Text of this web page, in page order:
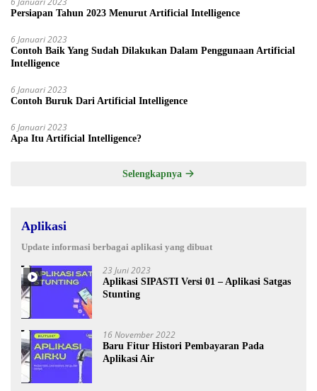
Persiapan Tahun 2023 Menurut Artificial Intelligence
6 Januari 2023
Contoh Baik Yang Sudah Dilakukan Dalam Penggunaan Artificial
Intelligence
6 Januari 2023
Contoh Buruk Dari Artificial Intelligence
6 Januari 2023
Apa Itu Artificial Intelligence?
Selengkapnya
Aplikasi
Update informasi berbagai aplikasi yang dibuat
23 Juni 2023
Aplikasi SIPASTI Versi 01 – Aplikasi Satgas
Stunting
16 November 2022
Baru Fitur Histori Pembayaran Pada
Aplikasi Air